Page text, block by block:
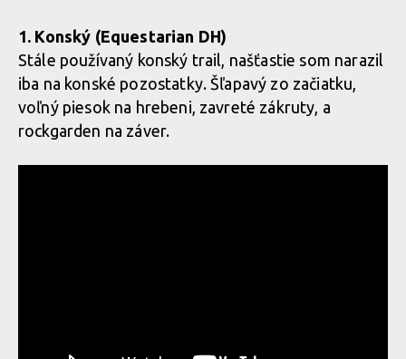
1. Konský (Equestarian DH)
Stále používaný konský trail, našťastie som narazil
iba na konské pozostatky. Šľapavý zo začiatku,
voľný piesok na hrebeni, zavreté zákruty, a
rockgarden na záver.